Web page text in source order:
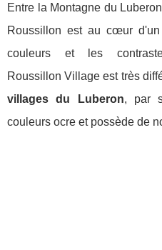
Entre la Montagne du
Roussillon est au cœur
couleurs et les
Roussillon Village est très
villages du Luberon, par
couleurs ocre et possède de